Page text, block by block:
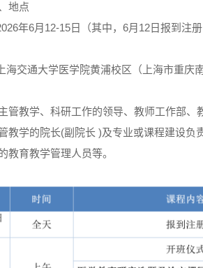
地点
年6月12-15日（其中，6月12日报到注
海交通大学医学院黄浦校区（上海市重庆
管教学、科研工作的领导、教师工作部、
教学的院长(副院长 )及专业或课程建设负
教育教学管理人员等。